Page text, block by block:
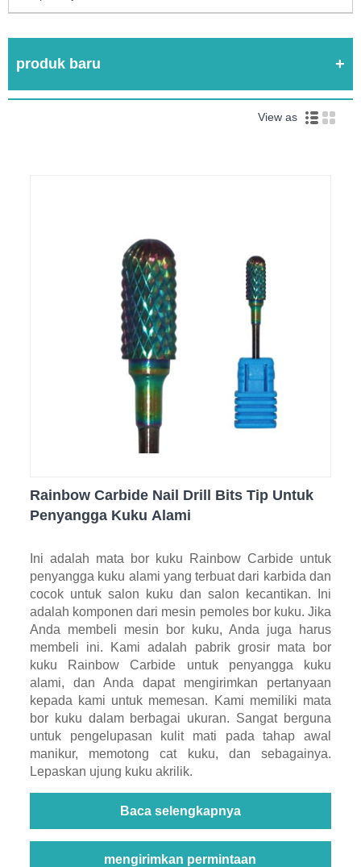
produk baru
View as
Rainbow Carbide Nail Drill Bits Tip Untuk
Penyangga Kuku Alami
Ini adalah mata bor kuku Rainbow Carbide untuk
penyangga kuku alami yang terbuat dari karbida dan
cocok untuk salon kuku dan salon kecantikan. Ini
adalah komponen dari mesin pemoles bor kuku. Jika
Anda membeli mesin bor kuku, Anda juga harus
membeli ini. Kami adalah pabrik grosir mata bor
kuku Rainbow Carbide untuk penyangga kuku
alami, dan Anda dapat mengirimkan pertanyaan
kepada kami untuk memesan. Kami memiliki mata
bor kuku dalam berbagai ukuran. Sangat berguna
untuk pengelupasan kulit mati pada tahap awal
manikur, memotong cat kuku, dan sebagainya.
Lepaskan ujung kuku akrilik.
Baca selengkapnya
mengirimkan permintaan